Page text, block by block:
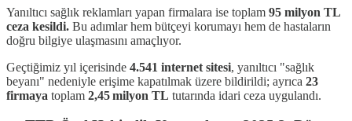
Yanıltıcı sağlık reklamları yapan firmalara ise toplam 95 milyon TL
ceza kesildi. Bu adımlar hem bütçeyi korumayı hem de hastaların
doğru bilgiye ulaşmasını amaçlıyor.
Geçtiğimiz yıl içerisinde 4.541 internet sitesi, yanıltıcı "sağlık
beyanı" nedeniyle erişime kapatılmak üzere bildirildi; ayrıca 23
firmaya toplam 2,45 milyon TL tutarında idari ceza uygulandı.